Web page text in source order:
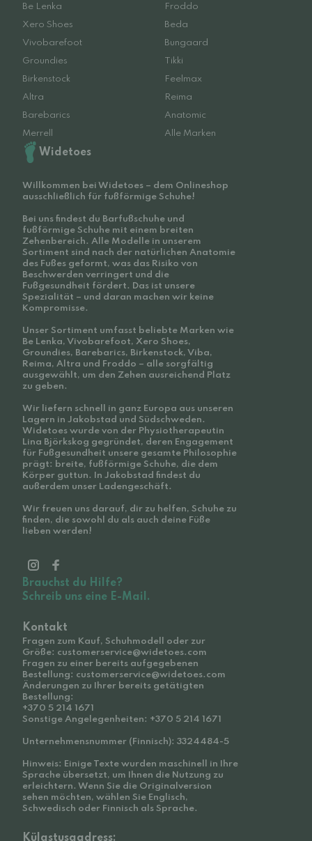
Be Lenka
Froddo
Xero Shoes
Beda
Vivobarefoot
Bungaard
Groundies
Tikki
Birkenstock
Feelmax
Altra
Reima
Barebarics
Anatomic
Merrell
Alle Marken
Widetoes
Willkommen bei Widetoes – dem Onlineshop
ausschließlich für fußförmige Schuhe!
Bei uns findest du Barfußschuhe und
fußförmige Schuhe mit einem breiten
Zehenbereich. Alle Modelle in unserem
Sortiment sind nach der natürlichen Anatomie
des Fußes geformt, was das Risiko von
Beschwerden verringert und die
Fußgesundheit fördert. Das ist unsere
Spezialität – und daran machen wir keine
Kompromisse.
Unser Sortiment umfasst beliebte Marken wie
Be Lenka, Vivobarefoot, Xero Shoes,
Groundies, Barebarics, Birkenstock, Viba,
Reima, Altra und Froddo – alle sorgfältig
ausgewählt, um den Zehen ausreichend Platz
zu geben.
Wir liefern schnell in ganz Europa aus unseren
Lagern in Jakobstad und Südschweden.
Widetoes wurde von der Physiotherapeutin
Lina Björkskog gegründet, deren Engagement
für Fußgesundheit unsere gesamte Philosophie
prägt: breite, fußförmige Schuhe, die dem
Körper guttun. In Jakobstad findest du
außerdem unser Ladengeschäft.
Wir freuen uns darauf, dir zu helfen, Schuhe zu
finden, die sowohl du als auch deine Füße
lieben werden!
Brauchst du Hilfe?
Schreib uns eine E-Mail.
Kontakt
Fragen zum Kauf, Schuhmodell oder zur
Größe: customerservice@widetoes.com
Fragen zu einer bereits aufgegebenen
Bestellung: customerservice@widetoes.com
Änderungen zu Ihrer bereits getätigten
Bestellung:
+370 5 214 1671
Sonstige Angelegenheiten: +370 5 214 1671
Unternehmensnummer (Finnisch): 3324484-5
Hinweis: Einige Texte wurden maschinell in Ihre
Sprache übersetzt, um Ihnen die Nutzung zu
erleichtern. Wenn Sie die Originalversion
sehen möchten, wählen Sie Englisch,
Schwedisch oder Finnisch als Sprache.
Külastusaadress: